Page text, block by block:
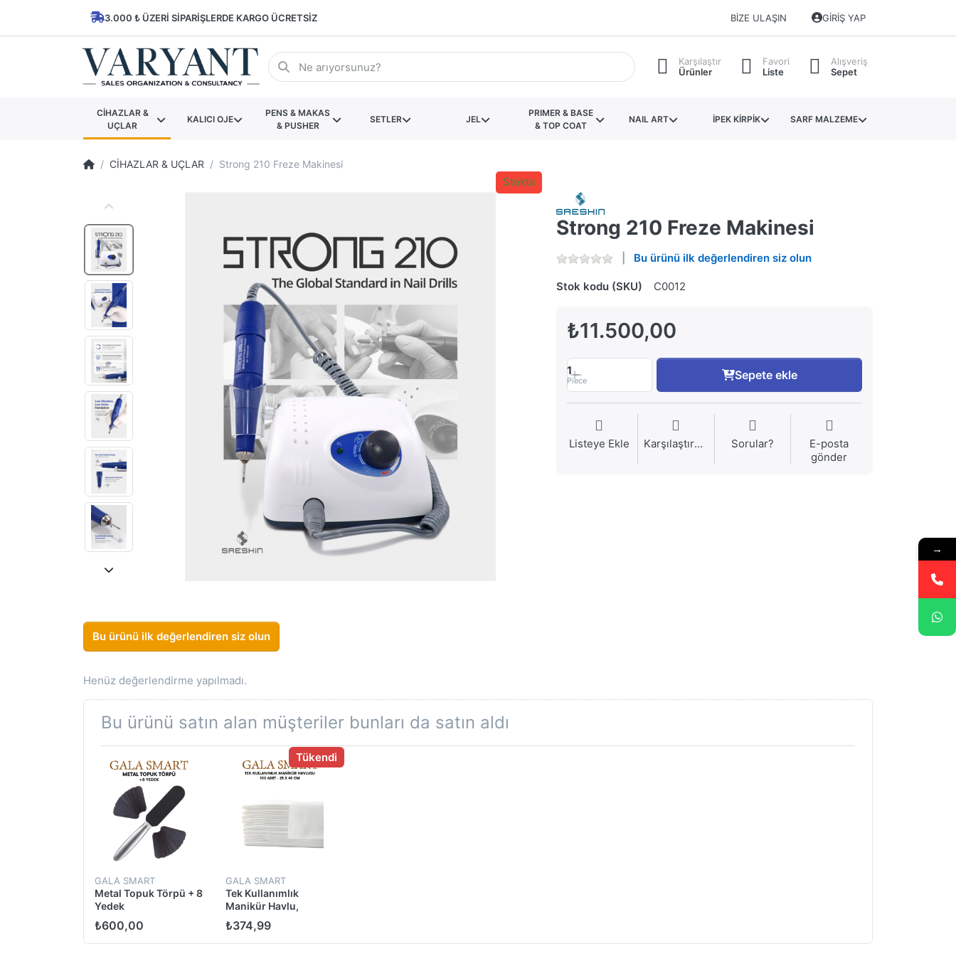
3.000 ₺ ÜZERI SIPARIŞLERDE KARGO ÜCRETSIZ BIZE ULAŞIN GIRIŞ YAP
Karşılaştır
Ürünler
Favori
Liste
Alışveriş
Sepet
CİHAZLAR &
UÇLAR
KALICI OJE
PENS & MAKAS
& PUSHER
SETLER JEL
PRIMER & BASE
& TOP COAT
NAIL ART İPEK KİRPİK SARF MALZEME
CİHAZLAR & UÇLAR Strong 210 Freze Makinesi
Strong 210 Freze Makinesi
Bu ürünü ilk değerlendiren siz olun
Stok kodu (SKU) C0012
₺11.500,00
Stokta
1
Piece Sepete ekle
Listeye Ekle Karşılaştırma Sorular?
E-posta
gönder
Bu ürünü ilk değerlendiren siz olun
Henüz değerlendirme yapılmadı.
Bu ürünü satın alan müşteriler bunları da satın aldı
GALA SMART
Metal Topuk Törpü + 8
Yedek
₺600,00
GALA SMART
Tek Kullanımlık
Manikür Havlu,
20*40cm 100 Adet
Tükendi
₺374,99
→